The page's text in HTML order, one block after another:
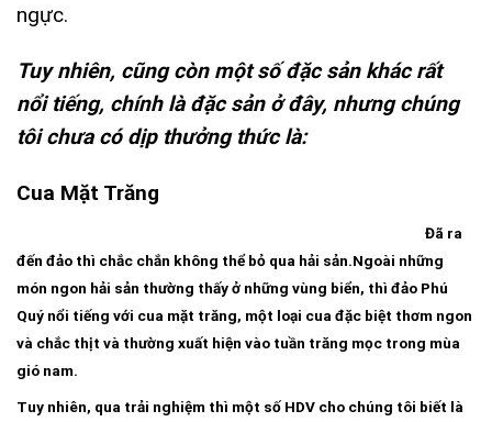
ngực.
Tuy nhiên, cũng còn một số đặc sản khác rất
nổi tiếng, chính là đặc sản ở đây, nhưng chúng
tôi chưa có dịp thưởng thức là:
Cua Mặt Trăng
Đã ra
đến đảo thì chắc chắn không thể bỏ qua hải sản.Ngoài những
món ngon hải sản thường thấy ở những vùng biển, thì đảo Phú
Quý nổi tiếng với cua mặt trăng, một loại cua đặc biệt thơm ngon
và chắc thịt và thường xuất hiện vào tuần trăng mọc trong mùa
gió nam.
Tuy nhiên, qua trải nghiệm thì một số HDV cho chúng tôi biết là